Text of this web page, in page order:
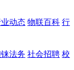
动态 物联百科 行
法务 社会招聘 校